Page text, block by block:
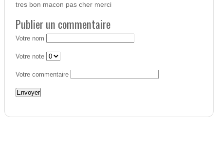
tres bon macon pas cher merci
Publier un commentaire
Votre nom
Votre note
Votre commentaire